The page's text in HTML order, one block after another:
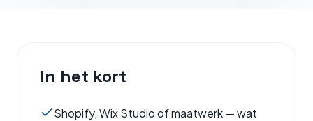
In het kort
Shopify, Wix Studio of maatwerk — wat